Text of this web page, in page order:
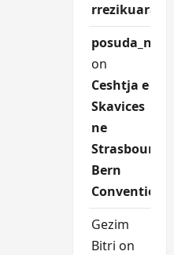
rrezikuara.
posuda_nqEr
on
Ceshtja e
Skavices
ne
Strasbourg
Bern
Convention
Gezim
Bitri on